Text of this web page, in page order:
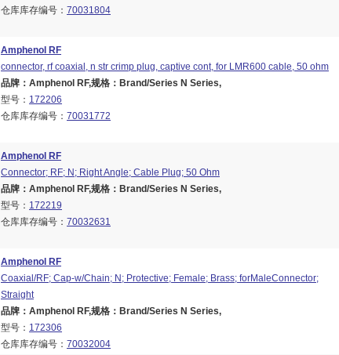
仓库库存编号： 70031804
Amphenol RF
connector, rf coaxial, n str crimp plug, captive cont, for LMR600 cable, 50 ohm
品牌：Amphenol RF,规格：Brand/Series N Series,
型号： 172206
仓库库存编号： 70031772
Amphenol RF
Connector; RF; N; Right Angle; Cable Plug; 50 Ohm
品牌：Amphenol RF,规格：Brand/Series N Series,
型号： 172219
仓库库存编号： 70032631
Amphenol RF
Coaxial/RF; Cap-w/Chain; N; Protective; Female; Brass; forMaleConnector;
Straight
品牌：Amphenol RF,规格：Brand/Series N Series,
型号： 172306
仓库库存编号： 70032004